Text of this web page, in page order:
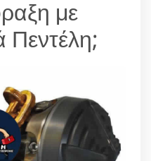
με
Πεντέλη;